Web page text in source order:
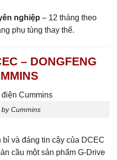
nghiệp – 12 tháng theo
phụ tùng thay thế.
– DONGFENG
Cummins
và đáng tin cậy của DCEC
cầu một sản phẩm G-Drive